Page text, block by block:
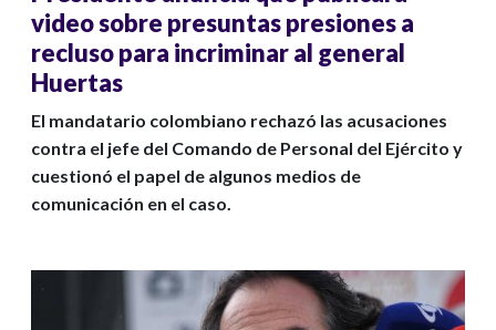
video sobre presuntas presiones a
recluso para incriminar al general
Huertas
El mandatario colombiano rechazó las acusaciones
contra el jefe del Comando de Personal del Ejército y
cuestionó el papel de algunos medios de
comunicación en el caso.